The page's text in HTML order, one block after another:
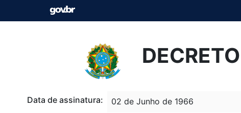
Data de assinatura:
02 de Junho de 1966